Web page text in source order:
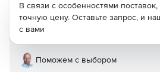
В связи с особенностями
точную цену. Оставьте запрос, и
с вами
Поможем с выбором